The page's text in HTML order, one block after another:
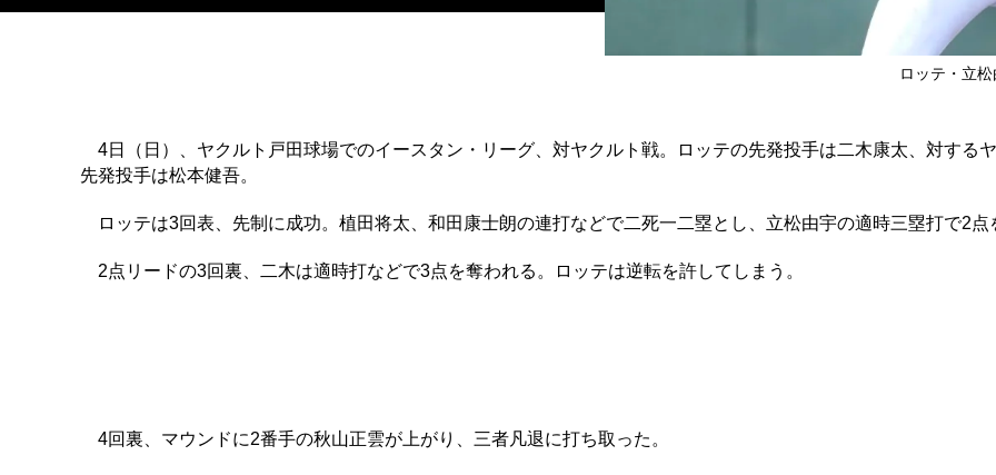
ロッテ・立松
4日（日）、ヤクルト戸田球場でのイースタン・リーグ、対ヤクルト戦。ロッテの先発投手は二木康太、対する
先発投手は松本健吾。
ロッテは3回表、先制に成功。植田将太、和田康士朗の連打などで二死一二塁とし、立松由宇の適時三塁打で2点
2点リードの3回裏、二木は適時打などで3点を奪われる。ロッテは逆転を許してしまう。
4回裏、マウンドに2番手の秋山正雲が上がり、三者凡退に打ち取った。